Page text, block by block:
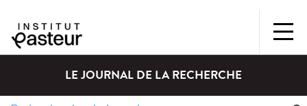
LE JOURNAL DE LA RECHERCHE